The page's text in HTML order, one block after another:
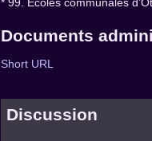
Documents
Short URL
Discussion